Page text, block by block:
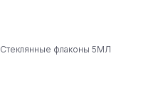
Стеклянные флаконы 5МЛ